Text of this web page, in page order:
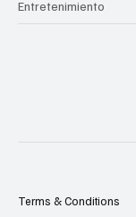
Entretenimiento
Terms & Conditions